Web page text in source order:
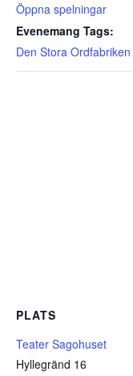
Öppna spelningar
Evenemang Tags:
Den Stora Ordfabriken
PLATS
Teater Sagohuset
Hyllegränd 16